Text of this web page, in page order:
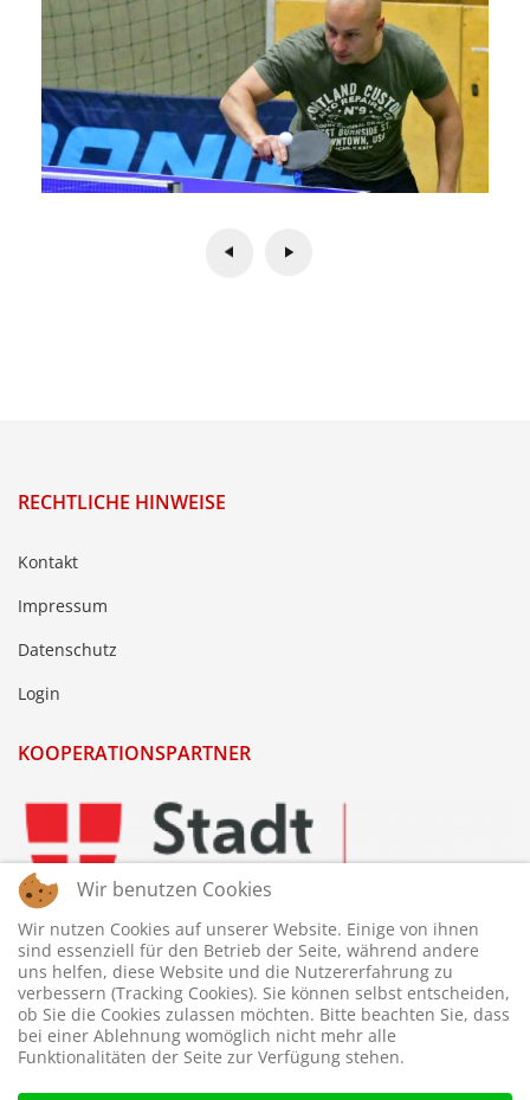
RECHTLICHE HINWEISE
Kontakt
Impressum
Datenschutz
Login
KOOPERATIONSPARTNER
Wir benutzen Cookies
Wir nutzen Cookies auf unserer Website. Einige von ihnen
sind essenziell für den Betrieb der Seite, während andere
uns helfen, diese Website und die Nutzererfahrung zu
verbessern (Tracking Cookies). Sie können selbst entscheiden,
ob Sie die Cookies zulassen möchten. Bitte beachten Sie, dass
bei einer Ablehnung womöglich nicht mehr alle
Funktionalitäten der Seite zur Verfügung stehen.